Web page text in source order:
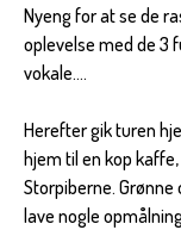
Nyeng for at se de
oplevelse med de 3
vokale....
Herefter gik turen
hjem til en kop
Storpiberne.
lave nogle